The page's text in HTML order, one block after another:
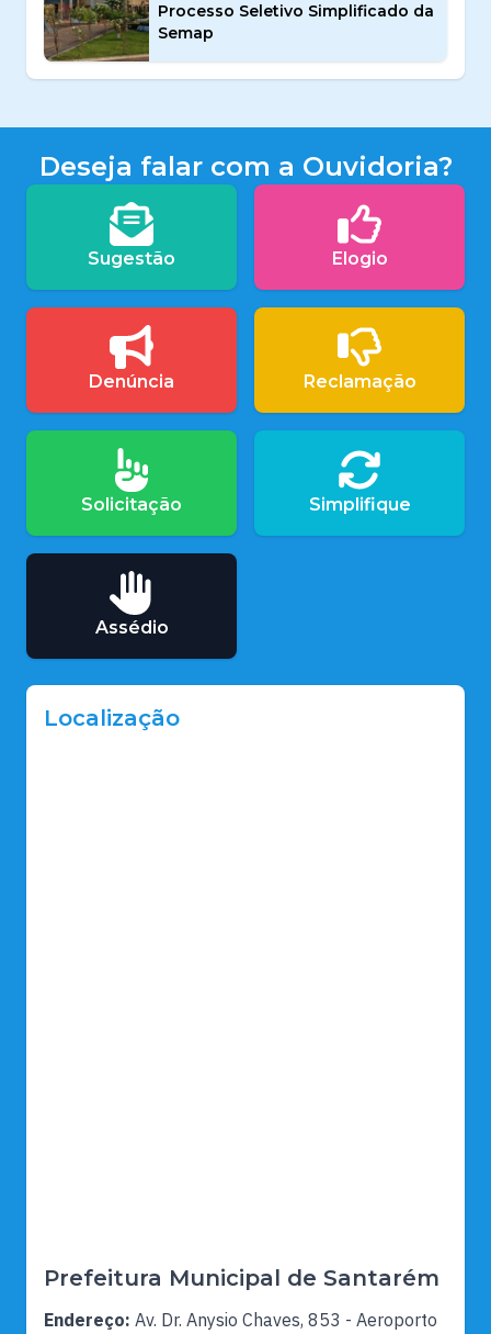
Processo Seletivo Simplificado da
Semap
Deseja falar com a Ouvidoria?
Sugestão Elogio
Denúncia Reclamação
Solicitação Simplifique
Assédio
Localização
Prefeitura Municipal de Santarém
Endereço: Av. Dr. Anysio Chaves, 853 - Aeroporto